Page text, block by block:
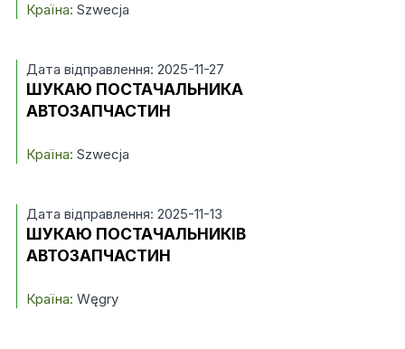
Країна: Szwecja
Дата відправлення: 2025-11-27
ШУКАЮ ПОСТАЧАЛЬНИКА
АВТОЗАПЧАСТИН
Країна: Szwecja
Дата відправлення: 2025-11-13
ШУКАЮ ПОСТАЧАЛЬНИКІВ
АВТОЗАПЧАСТИН
Країна: Węgry